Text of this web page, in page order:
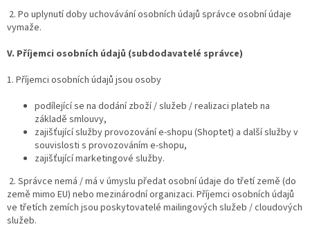
2. Po uplynutí doby uchovávání osobních údajů správce osobní údaje
vymaže.
V. Příjemci osobních údajů (subdodavatelé správce)
1. Příjemci osobních údajů jsou osoby
podílející se na dodání zboží / služeb / realizaci plateb na
základě smlouvy,
zajišťující služby provozování e-shopu (Shoptet) a další služby v
souvislosti s provozováním e-shopu,
zajišťující marketingové služby.
2. Správce nemá / má v úmyslu předat osobní údaje do třetí země (do
země mimo EU) nebo mezinárodní organizaci. Příjemci osobních údajů
ve třetích zemích jsou poskytovatelé mailingových služeb / cloudových
služeb.